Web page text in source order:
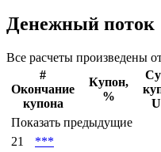
Денежный поток
Все расчеты произведены
#
Окончание
купона
Купон,
%
Показать предыдущие
21
***